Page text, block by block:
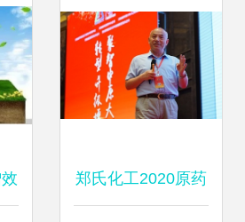
郑氏化工2020原药